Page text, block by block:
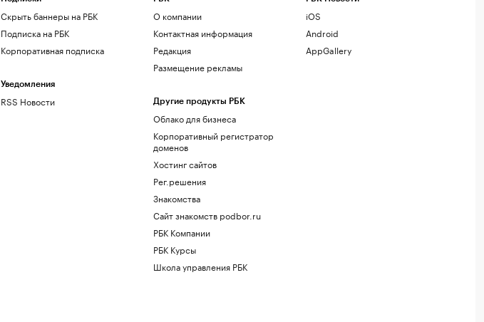
Скрыть баннеры на РБК
Подписка на РБК
Корпоративная подписка
Уведомления
RSS Новости
О компании
Контактная информация
Редакция
Размещение рекламы
Другие продукты РБК
Облако для бизнеса
Корпоративный регистратор
доменов
Хостинг сайтов
Рег.решения
Знакомства
Сайт знакомств podbor.ru
РБК Компании
РБК Курсы
Школа управления РБК
iOS
Android
AppGallery